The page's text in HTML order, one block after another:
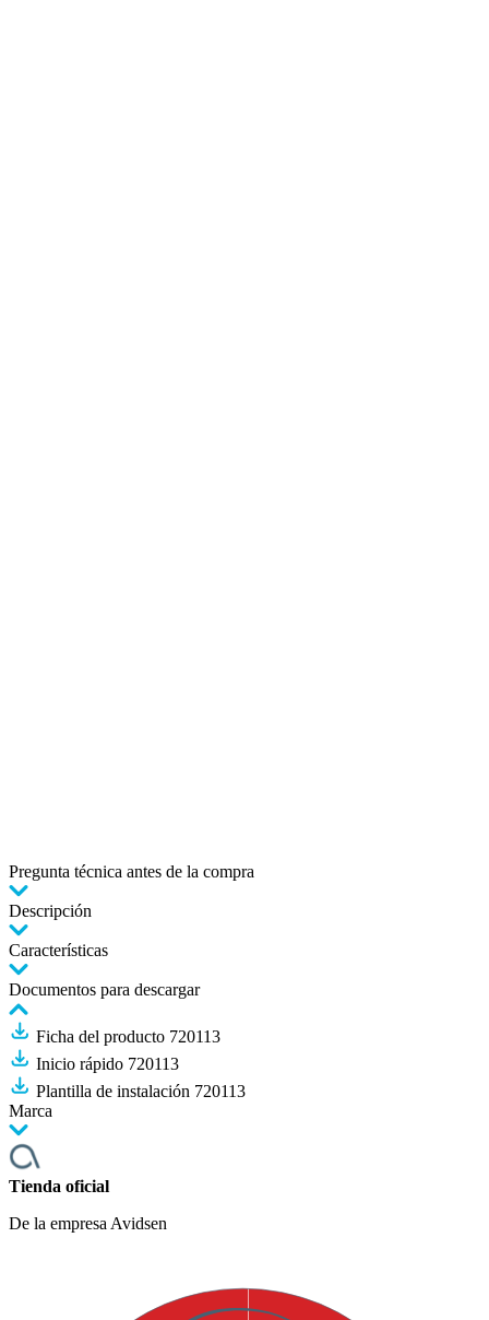
Pregunta técnica antes de la compra
Descripción
Características
Documentos para descargar
Ficha del producto 720113
Inicio rápido 720113
Plantilla de instalación 720113
Marca
Tienda oficial
De la empresa Avidsen